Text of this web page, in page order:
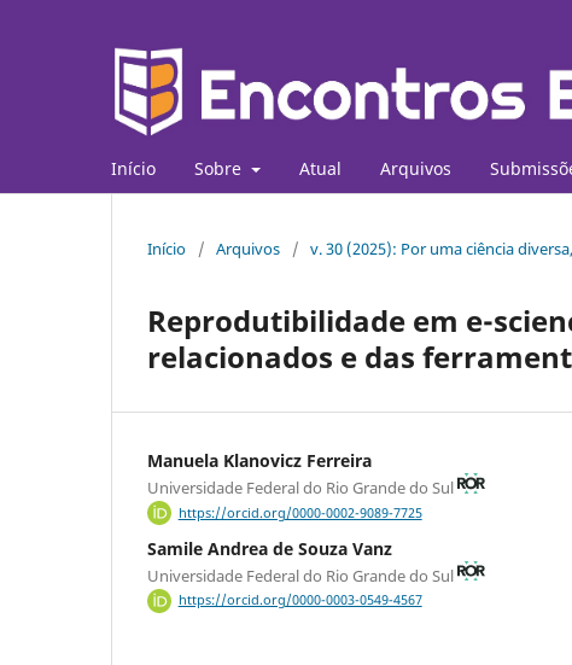
Início Sobre Atual Arquivos
Início / Arquivos / v. 30 (2025): Por uma ciência
Reprodutibilidade em e-
relacionados e das
Manuela Klanovicz Ferreira
Universidade Federal do Rio Grande do Sul
https://orcid.org/0000-0002-9089-7725
Samile Andrea de Souza Vanz
Universidade Federal do Rio Grande do Sul
https://orcid.org/0000-0003-0549-4567